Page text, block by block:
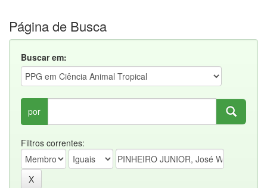
Página de Busca
Buscar em:
por
Filtros correntes: